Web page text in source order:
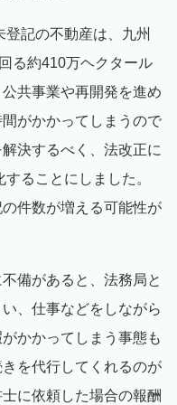
記の不動産は、九州
る約410万ヘクタール
共事業や再開発を進め
がかかってしまうので
決するべく、法改正に
ることにしました。
件数が増える可能性が
備があると、法務局と
、仕事などをしながら
かかってしまう事態も
を代行してくれるのが
に依頼した場合の報酬